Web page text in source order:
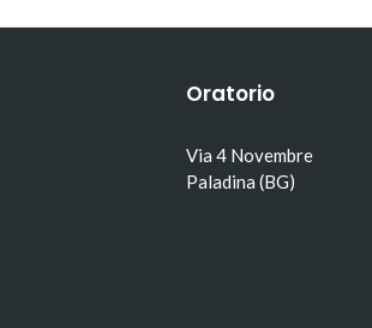
Oratorio
Via 4 Novembre
Paladina (BG)